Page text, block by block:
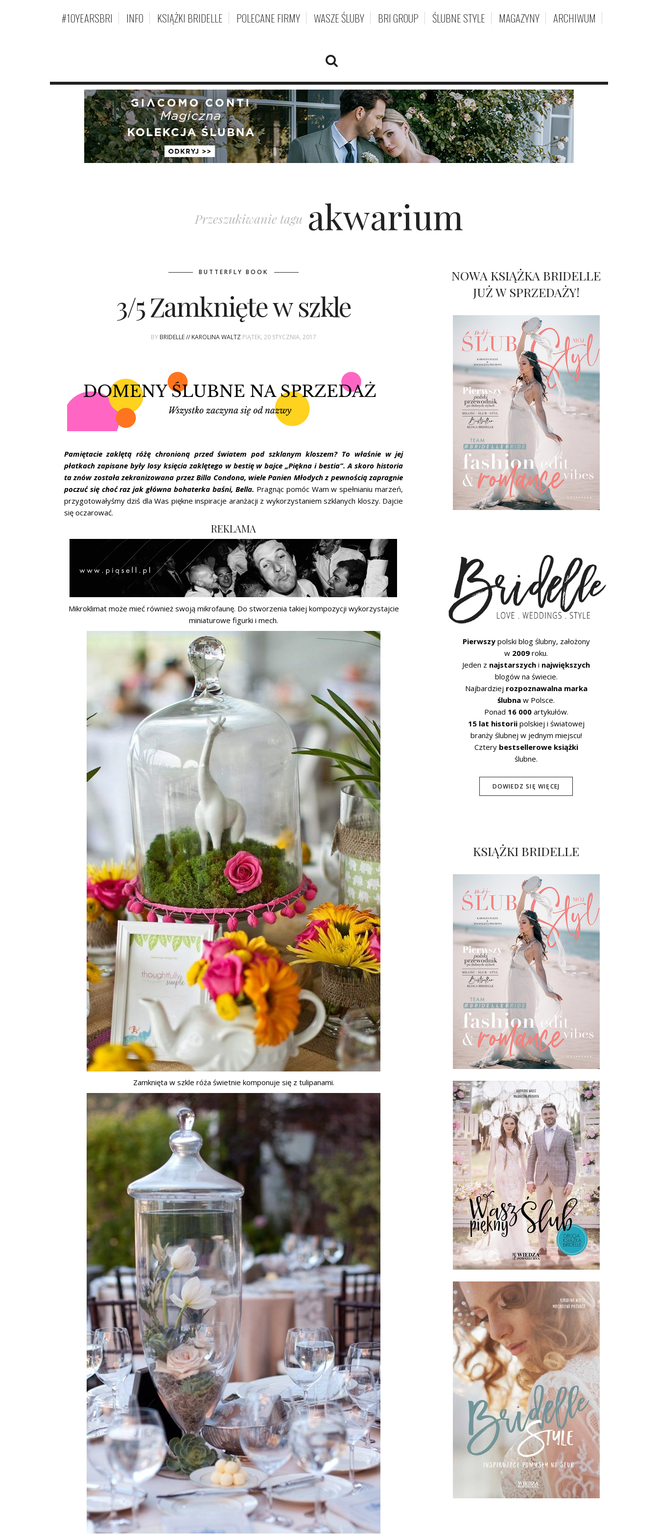
#10YEARSBRI INFO KSIĄŻKI BRIDELLE POLECANE FIRMY WASZE ŚLUBY BRI GROUP ŚLUBNE STYLE MAGAZYNY ARCHIWUM
Przeszukiwanie tagu akwarium
BUTTERFLY BOOK
3/5 Zamknięte w szkle
BY BRIDELLE // KAROLINA WALTZ PIĄTEK, 20 STYCZNIA, 2017
Pamiętacie zaklętą różę chronioną przed światem pod szklanym kloszem? To właśnie w jej
płatkach zapisane były losy księcia zaklętego w bestię w bajce „Piękna i bestia”. A skoro historia
ta znów została zekranizowana przez Billa Condona, wiele Panien Młodych z pewnością zapragnie
poczuć się choć raz jak główna bohaterka baśni, Bella. Pragnąc pomóc Wam w spełnianiu marzeń,
przygotowałyśmy dziś dla Was piękne inspiracje aranżacji z wykorzystaniem szklanych kloszy. Dajcie
się oczarować.
REKLAMA
Mikroklimat może mieć również swoją mikrofaunę. Do stworzenia takiej kompozycji wykorzystajcie
miniaturowe figurki i mech.
Zamknięta w szkle róża świetnie komponuje się z tulipanami.
NOWA KSIĄŻKA BRIDELLE
JUŻ W SPRZEDAŻY!
Pierwszypolski blog ślubny, założony
w 2009 roku.
Jeden z najstarszych i największych
blogów na świecie.
Najbardziej rozpoznawalna marka
ślubna w Polsce.
Ponad 16 000artykułów.
15 lat historiipolskiej i światowej
branży ślubnej w jednym miejscu!
Cztery bestsellerowe książki
ślubne.
DOWIEDZ SIĘ WIĘCEJ
KSIĄŻKI BRIDELLE